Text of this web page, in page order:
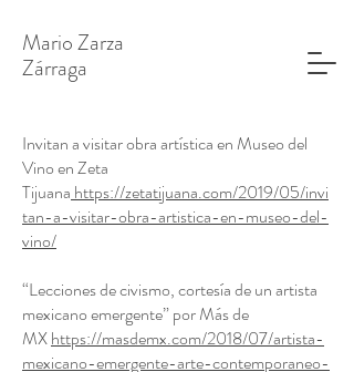
Mario Zarza
​Zárraga
Invitan a visitar obra artística en Museo del
Vino en Zeta
Tijuana https://zetatijuana.com/2019/05/invi
tan-a-visitar-obra-artistica-en-museo-del-
vino/
“Lecciones de civismo, cortesía de un artista
mexicano emergente” por Más de
MXhttps://masdemx.com/2018/07/artista-
mexicano-emergente-arte-contemporaneo-